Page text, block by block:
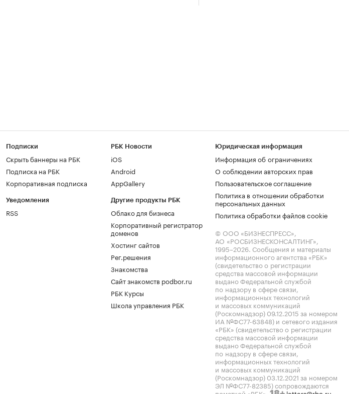
Подписки
Скрыть баннеры на РБК
Подписка на РБК
Корпоративная подписка
Уведомления
RSS
РБК Новости
iOS
Android
AppGallery
Другие продукты РБК
Облако для бизнеса
Корпоративный регистратор
доменов
Хостинг сайтов
Рег.решения
Знакомства
Сайт знакомств podbor.ru
РБК Курсы
Школа управления РБК
Юридическая информация
Информация об ограничениях
О соблюдении авторских прав
Пользовательское соглашение
Политика в отношении обработки
персональных данных
Политика обработки файлов cookie
© ООО «БИЗНЕСПРЕСС»,
АО «РОСБИЗНЕСКОНСАЛТИНГ»,
1995–2026. Сообщения и материалы
информационного агентства «РБК»
(свидетельство о регистрации
средства массовой информации
выдано Федеральной службой
по надзору в сфере связи,
информационных технологий
и массовых коммуникаций
(Роскомнадзор) 09.12.2015 за номером
ИА №ФС77-63848) и сетевого издания
«РБК» (свидетельство о регистрации
средства массовой информации
выдано Федеральной службой
по надзору в сфере связи,
информационных технологий
и массовых коммуникаций
(Роскомнадзор) 03.12.2021 за номером
ЭЛ №ФС77-82385) сопровождаются